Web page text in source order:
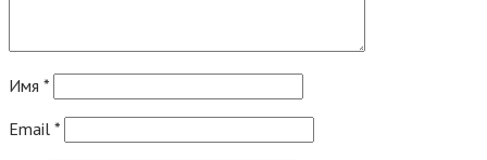
Имя *
Email *